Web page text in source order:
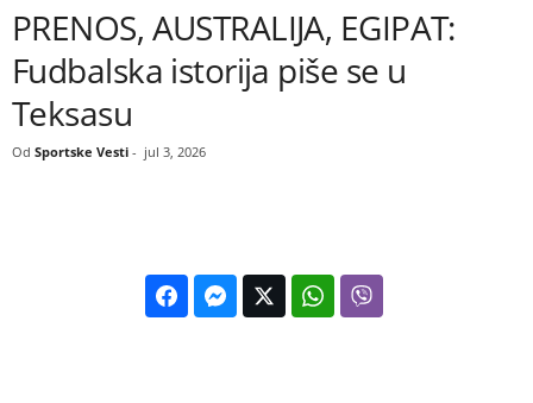
PRENOS, AUSTRALIJA, EGIPAT:
Fudbalska istorija piše se u
Teksasu
Od Sportske Vesti - jul 3, 2026